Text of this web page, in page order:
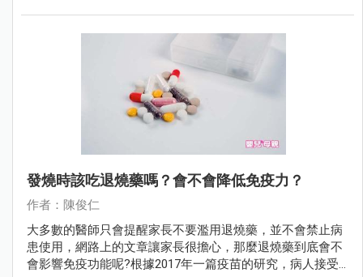
發燒時該吃退燒藥嗎？會不會降低免疫力？
作者：陳俊仁
大多數的醫師只會提醒家長不要濫用退燒藥，並不會禁止病
患使用，網路上的文章讓家長很擔心，那麼退燒藥到底會不
會影響免疫功能呢?根據2017年一篇疫苗的研究，病人接受